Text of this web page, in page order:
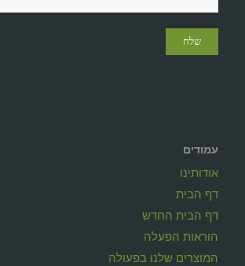
עמודים
אודותינו
דף הבית
דף הבית החדש
הוראות הפעלה
המוצרים שלנו בפעולה